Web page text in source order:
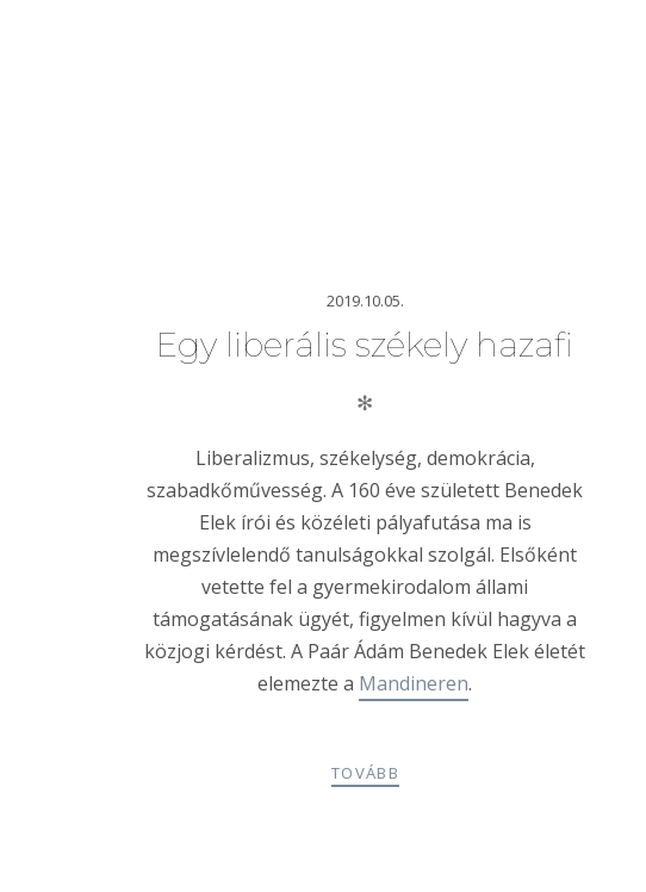
2019.10.05.
Egy liberális székely hazafi
✻
Liberalizmus, székelység, demokrácia,
szabadkőművesség. A 160 éve született Benedek
Elek írói és közéleti pályafutása ma is
megszívlelendő tanulságokkal szolgál. Elsőként
vetette fel a gyermekirodalom állami
támogatásának ügyét, figyelmen kívül hagyva a
közjogi kérdést. A Paár Ádám Benedek Elek életét
elemezte a Mandineren.
TOVÁBB